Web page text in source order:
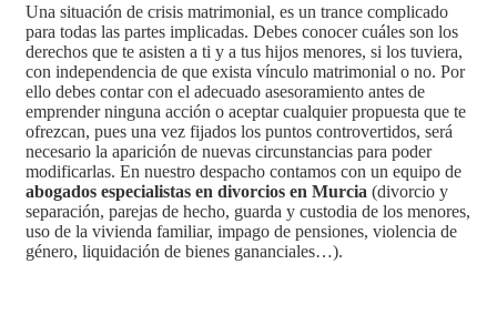
Una situación de crisis matrimonial, es un trance complicado
para todas las partes implicadas. Debes conocer cuáles son los
derechos que te asisten a ti y a tus hijos menores, si los tuviera,
con independencia de que exista vínculo matrimonial o no. Por
ello debes contar con el adecuado asesoramiento antes de
emprender ninguna acción o aceptar cualquier propuesta que te
ofrezcan, pues una vez fijados los puntos controvertidos, será
necesario la aparición de nuevas circunstancias para poder
modificarlas. En nuestro despacho contamos con un equipo de
abogados especialistas en divorcios en Murcia (divorcio y
separación, parejas de hecho, guarda y custodia de los menores,
uso de la vivienda familiar, impago de pensiones, violencia de
género, liquidación de bienes gananciales…).